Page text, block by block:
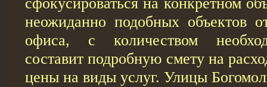
неожиданно подобных объектов
офиса, с количеством
составит подробную смету на
цены на виды услуг. Улицы